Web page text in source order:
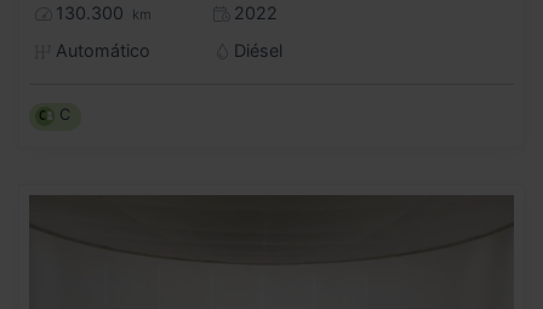
130.300 km
2022
Automático
Diésel
C